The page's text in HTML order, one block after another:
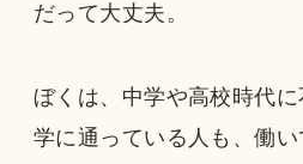
だって大丈夫。
ぼくは、中学や高校時代
学に通っている人も、働